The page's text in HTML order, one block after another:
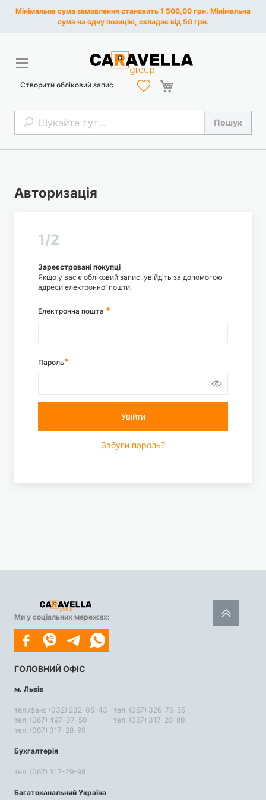
Мінімальна сума замовлення становить 1 500,00 грн. Мінімальна
сума на одну позицію, складає від 50 грн.
Пошук Пошук
Створити обліковий запис
Авторизація
1/2
Зареєстровані покупці
Якщо у вас є обліковий запис, увійдіть за допомогою
адреси електронної пошти.
Електронна пошта
Пароль
Увійти
Забули пароль?
Ми у соціальних мережах:
ГОЛОВНИЙ ОФІС
м. Львів
тел./факс (032) 232-05-43
тел. (067) 497-07-50
тел. (067) 317-28-99
тел. (067) 326-76-55
тел. (067) 317-28-89
Бухгалтерія
тел. (067) 317-29-98
Багатоканальний Україна